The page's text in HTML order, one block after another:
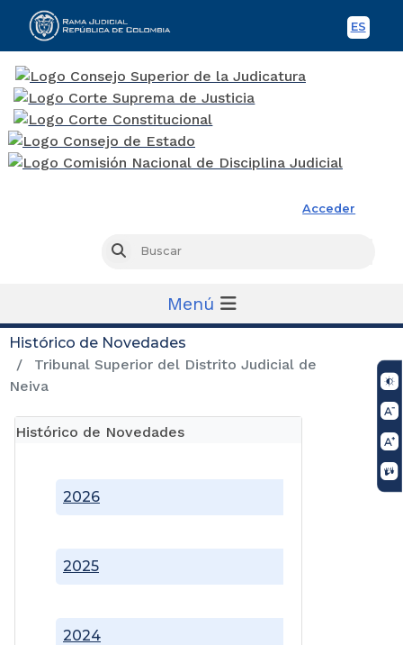
ES
Acceder
Buscar
Menú
Histórico de Novedades
Tribunal Superior del Distrito Judicial de
Neiva
Histórico de Novedades
2024
2025
2026